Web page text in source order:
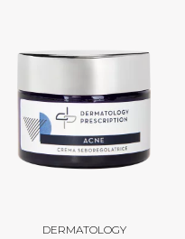
DERMATOLOGY